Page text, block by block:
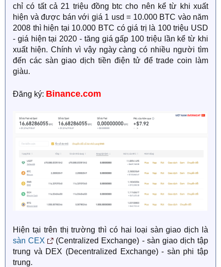
chỉ có tất cả 21 triệu đồng btc cho nên kể từ khi xuất
hiện và được bán với giá 1 usd = 10.000 BTC vào năm
2008 thì hiện tại 10.000 BTC có giá trị là 100 triệu USD
- giá hiện tại 2020 - tăng giá gấp 100 triệu lần kể từ khi
xuất hiện. Chính vì vậy ngày càng có nhiều người tìm
đến các sàn giao dịch tiền điện tử để trade coin làm
giàu.
Đăng ký: Binance.com
Hiện tại trên thị trường thì có hai loại sàn giao dịch là
sàn CEX
(Centralized Exchange) - sàn giao dịch tập
trung và DEX (Decentralized Exchange) - sàn phi tập
trung.